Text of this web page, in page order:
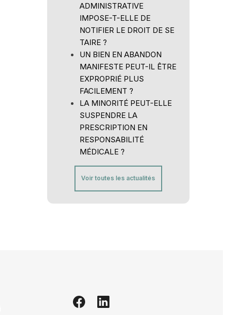
ADMINISTRATIVE
IMPOSE-T-ELLE DE
NOTIFIER LE DROIT DE SE
TAIRE ?
UN BIEN EN ABANDON
MANIFESTE PEUT-IL ÊTRE
EXPROPRIÉ PLUS
FACILEMENT ?
LA MINORITÉ PEUT-ELLE
SUSPENDRE LA
PRESCRIPTION EN
RESPONSABILITÉ
MÉDICALE ?
Voir toutes les actualités